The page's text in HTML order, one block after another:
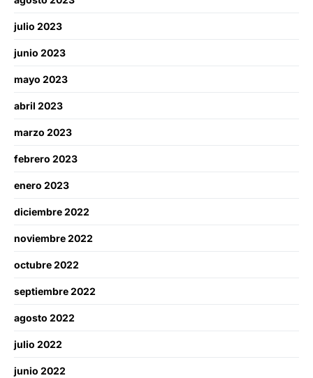
julio 2023
junio 2023
mayo 2023
abril 2023
marzo 2023
febrero 2023
enero 2023
diciembre 2022
noviembre 2022
octubre 2022
septiembre 2022
agosto 2022
julio 2022
junio 2022